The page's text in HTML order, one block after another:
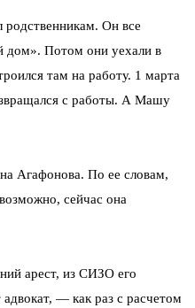
Он все
дом». Потом они уехали в
там на работу. 1 марта
с работы. А Машу
Агафонова. По ее словам,
сейчас она
арест, из СИЗО его
— как раз с расчетом